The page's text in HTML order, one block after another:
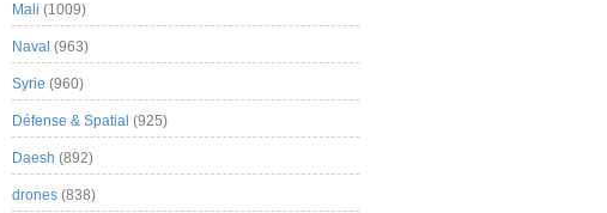
Mali (1009)
Naval (963)
Syrie (960)
Défense & Spatial (925)
Daesh (892)
drones (838)